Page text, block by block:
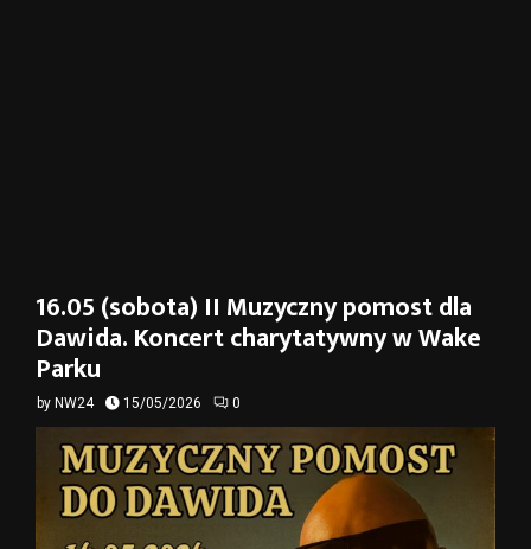
16.05 (sobota) II Muzyczny pomost dla
Dawida. Koncert charytatywny w Wake
Parku
by NW24 15/05/2026 0